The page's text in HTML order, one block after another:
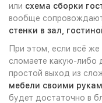
или схема сборки
вообще
стенки в зал,
При этом, если всё же
сломаете какую-либо
простой выход из
мебели своими
будет достаточно в